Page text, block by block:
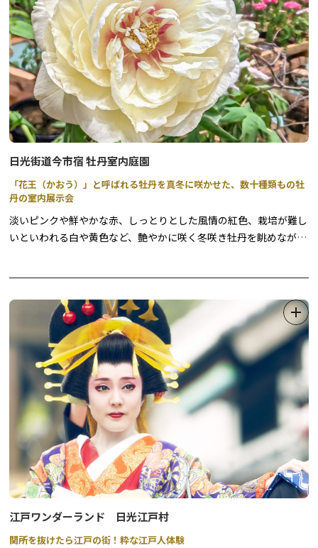
日光街道今市宿 牡丹室内庭園
「花王（かおう）」と呼ばれる牡丹を真冬に咲かせた、数十種類もの牡
丹の室内展示会
淡いピンクや鮮やかな赤、しっとりとした風情の紅色、栽培が難し
いといわれる白や黄色など、艶やかに咲く冬咲き牡丹を眺めなが
王」とも呼ばれ、日光東照宮や家光廟大猷院の彫刻などにも数多く
用いられています。
本来5月期に咲く牡丹を特殊栽培で咲かせ、冬季に鑑賞いただける
花の祭典を開催します。
大輪の牡丹の端正な佇まいと、日本庭園風に装飾を施した室内会場
で、趣ある和の雰囲気をゆっくりとご堪能ください。
江戸ワンダーランド 日光江戸村
関所を抜けたら江戸の街！粋な江戸人体験